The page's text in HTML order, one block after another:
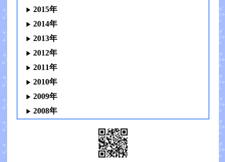
2015年
2014年
2013年
2012年
2011年
2010年
2009年
2008年